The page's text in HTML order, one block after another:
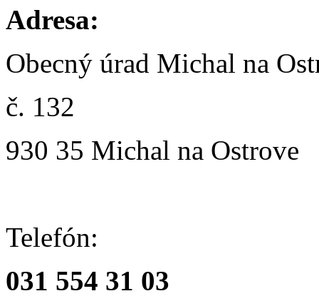
Adresa:
Obecný úrad Michal na
č. 132
930 35 Michal na Ostrove
Telefón:
031 554 31 03